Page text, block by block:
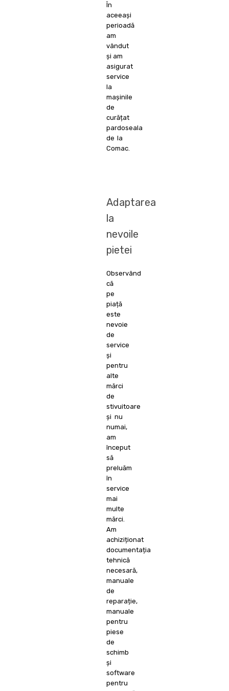
În
aceeași
perioadă
am
vândut
și am
asigurat
service
la
mașinile
de
curățat
pardoseala
de la
Comac.
Adaptarea
la
nevoile
pietei
Observând
că
pe
piață
este
nevoie
de
service
și
pentru
alte
mărci
de
stivuitoare
și nu
numai,
am
început
să
preluăm
în
service
mai
multe
mărci.
Am
achiziționat
documentația
tehnică
necesară,
manuale
de
reparație,
manuale
pentru
piese
de
schimb
și
software
pentru